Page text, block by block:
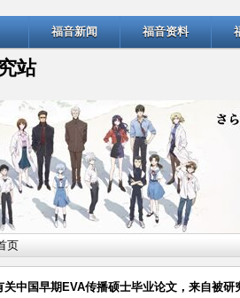
福音新闻 福音资料
站
页
关中国早期EVA传播硕士毕业论文，来自被